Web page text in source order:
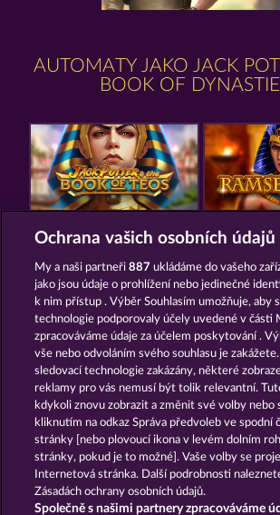
AUTOMATY JAKO JACK
BOOK OF
RAMSES
LUCKY PHARAOH WILD
Podmínky Prohlášení o
Kontakt Společnost
Partnerský program
Ochrana vašich osobních údajů
My a naši partneři887 ukládáme do vašeho
jako jsou údaje o prohlížení nebo jedinečné
k nim přístup . Výběr Souhlasím umožňuje, aby
technologie podporovaly účely uvedené v části
zpracováváme údaje za účelem poskytování .
vše nebo odvoláním svého souhlasu je
sledovací technologie zakázány, některé
reklamy pro vás nemusí být tolik relevantní.
kdykoli znovu zobrazit a změnit své volby nebo
kliknutím na odkaz Správa předvoleb ve spodní
stránky [nebo plovoucí ikona v levém dolním
stránky, pokud je to možné]. Vaše volby se
Internetová stránka. Další podrobnosti
Zásadách ochrany osobních údajů.
Společně s našimi partnery zpracováváme